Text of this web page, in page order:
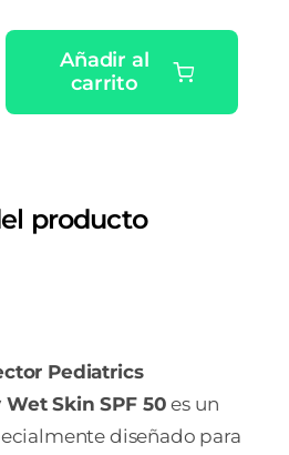
Añadir al
carrito
producto
Pediatrics
Skin SPF 50 es un
diseñado para